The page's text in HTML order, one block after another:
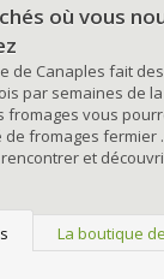
où vous
de Canaples fait
par semaines de la
fromages vous
fromages fermier .
et
La boutique